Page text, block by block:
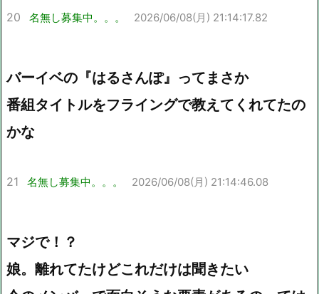
20 名無し募集中。。。 2026/06/08(月) 21:14:17.82
バーイベの『はるさんぽ』ってまさか
番組タイトルをフライングで教えてくれてたの
かな
21 名無し募集中。。。 2026/06/08(月) 21:14:46.08
マジで！？
娘。離れてたけどこれだけは聞きたい